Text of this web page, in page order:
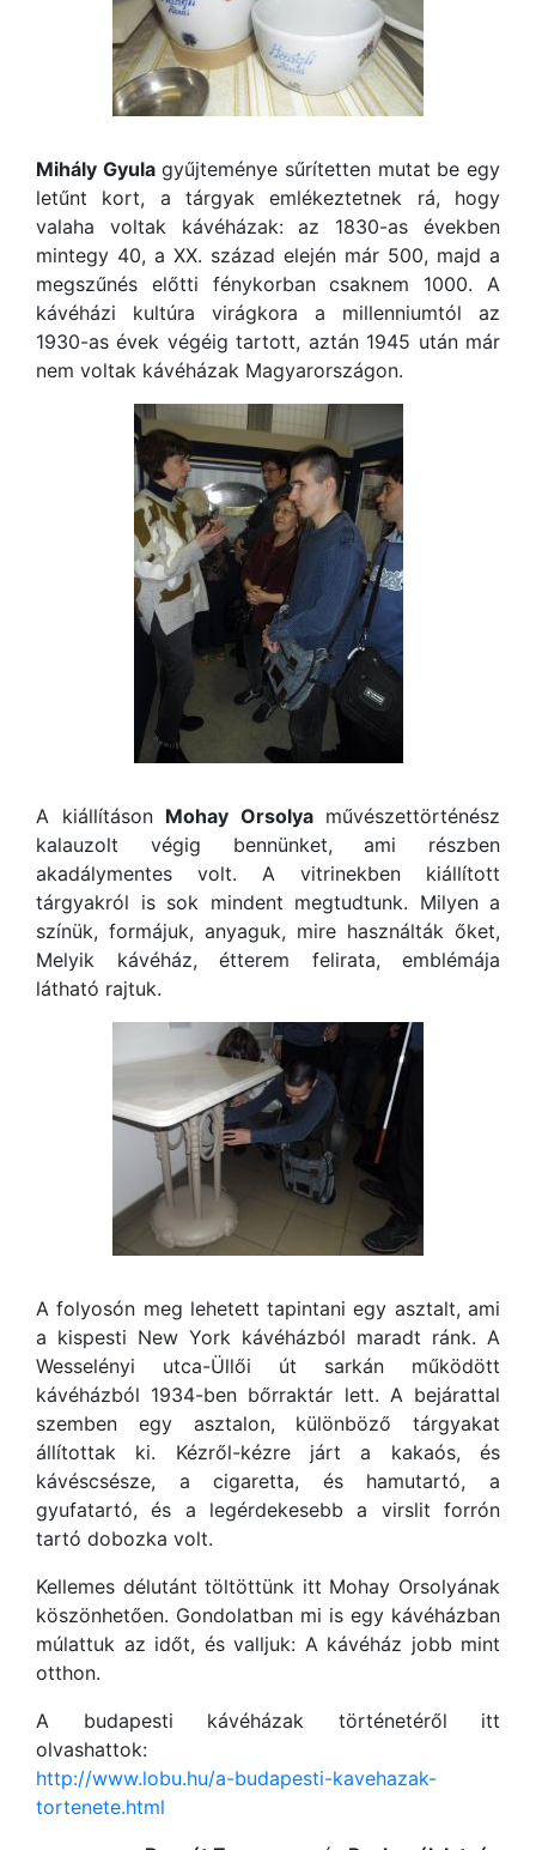
Mihály Gyulagyűjteménye sűrítetten mutat be egy
letűnt kort, a tárgyak emlékeztetnek rá, hogy
valaha voltak kávéházak: az 1830-as években
mintegy 40, a XX. század elején már 500, majd a
megszűnés előtti fénykorban csaknem 1000. A
kávéházi kultúra virágkora a millenniumtól az
1930-as évek végéig tartott, aztán 1945 után már
nem voltak kávéházak Magyarországon.
A kiállításon Mohay Orsolyaművészettörténész
kalauzolt végig bennünket, ami részben
akadálymentes volt. A vitrinekben kiállított
tárgyakról is sok mindent megtudtunk. Milyen a
színük, formájuk, anyaguk, mire használták őket,
Melyik kávéház, étterem felirata, emblémája
látható rajtuk.
A folyosón meg lehetett tapintani egy asztalt, ami
a kispesti New York kávéházból maradt ránk. A
Wesselényi utca-Üllői út sarkán működött
kávéházból 1934-ben bőrraktár lett. A bejárattal
szemben egy asztalon, különböző tárgyakat
állítottak ki. Kézről-kézre járt a kakaós, és
kávéscsésze, a cigaretta, és hamutartó, a
gyufatartó, és a legérdekesebb a virslit forrón
tartó dobozka volt.
Kellemes délutánt töltöttünk itt Mohay Orsolyának
köszönhetően. Gondolatban mi is egy kávéházban
múlattuk az időt, és valljuk: A kávéház jobb mint
otthon.
A budapesti kávéházak történetéről itt
olvashattok:
http://www.lobu.hu/a-budapesti-kavehazak-
tortenete.html